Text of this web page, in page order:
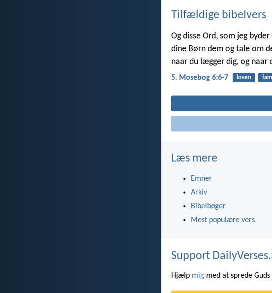
Tilfældige bibelvers
Og disse Ord, som jeg
dine Børn dem og tale om
naar du lægger dig, og naar
5. Mosebog 6:6-7 loven
Læs mere
Emner
Arkiv
Bibelbøger
Mest populære vers
Support
Hjælp mig med at sprede Guds